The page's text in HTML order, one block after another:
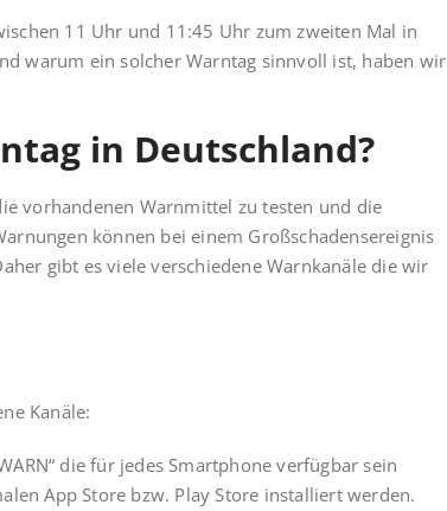
11 Uhr und 11:45 Uhr zum zweiten Mal in
warum ein solcher Warn­tag sinnvoll ist, haben wir
in Deutschland?
vorhandenen Warnmittel zu testen und die
können bei einem Großschadensereignis
gibt es viele verschiedene Warnkanäle die wir
Kanäle:
die für jedes Smartphone verfügbar sein
App Store bzw. Play Store installiert werden.